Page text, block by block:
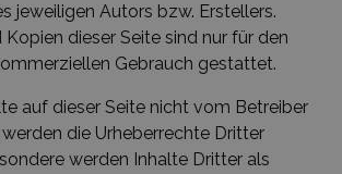
jeweiligen Autors bzw. Erstellers.
dieser Seite sind nur für den
Gebrauch gestattet.
auf dieser Seite nicht vom Betreiber
die Urheberrechte Dritter
werden Inhalte Dritter als